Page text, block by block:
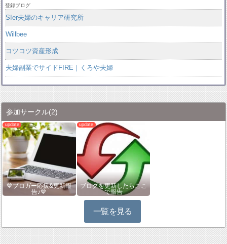
登録ブログ
SIer夫婦のキャリア研究所
Willbee
コツコツ資産形成
夫婦副業でサイドFIRE｜くろや夫婦
参加サークル(2)
💙ブロガー応援&更新報
告♪💙
ブログを更新したらここ
で報告
一覧を見る